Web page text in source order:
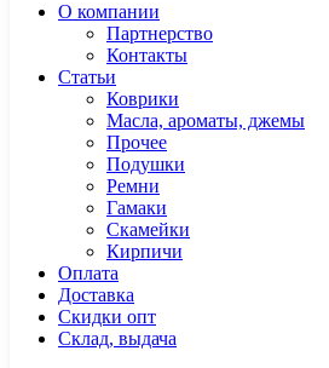
О компании
Партнерство
Контакты
Статьи
Коврики
Масла, ароматы, джемы
Прочее
Подушки
Ремни
Гамаки
Скамейки
Кирпичи
Оплата
Доставка
Скидки опт
Склад, выдача